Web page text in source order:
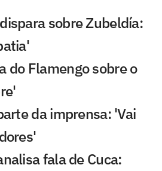
sobre Zubeldía:
do Flamengo sobre o
da imprensa: 'Vai
fala de Cuca: